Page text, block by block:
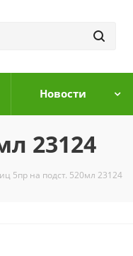
Новости
23124
5пр на подст. 520мл 23124